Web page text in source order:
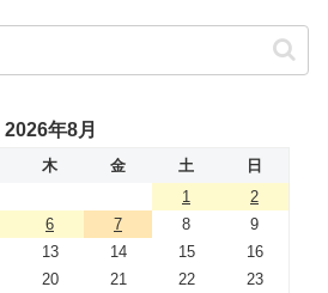
2026年8月
木 金 土
日
1
2
6 7 8
9
13 14 15
16
20 21 22
23